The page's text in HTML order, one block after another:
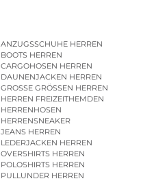
ANZUGSSCHUHE HERREN
BOOTS HERREN
CARGOHOSEN HERREN
DAUNENJACKEN HERREN
GROSSE GRÖSSEN HERREN
HERREN FREIZEITHEMDEN
HERRENHOSEN
HERRENSNEAKER
JEANS HERREN
LEDERJACKEN HERREN
OVERSHIRTS HERREN
POLOSHIRTS HERREN
PULLUNDER HERREN